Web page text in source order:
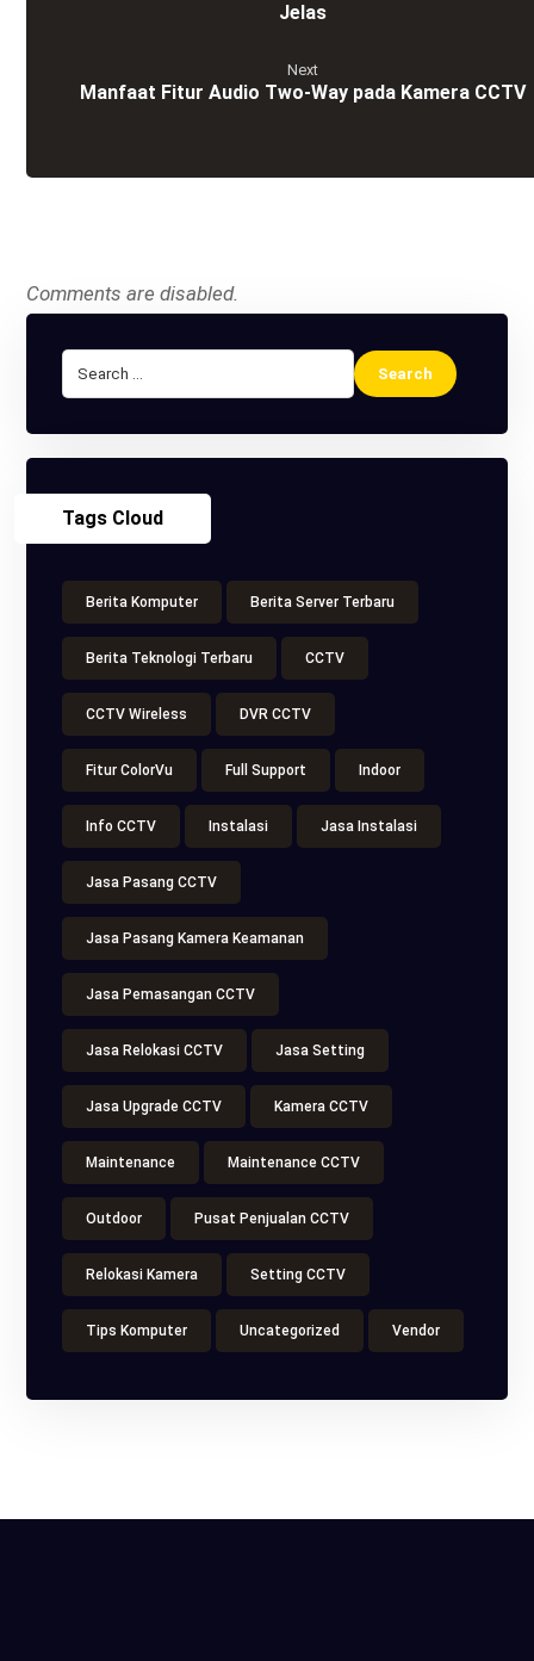
Jelas
Next
Manfaat Fitur Audio Two-Way pada Kamera CCTV
Comments are disabled.
Tags Cloud
Berita Komputer Berita Server Terbaru
Berita Teknologi Terbaru CCTV
CCTV Wireless DVR CCTV
Fitur ColorVu Full Support Indoor
Info CCTV Instalasi Jasa Instalasi
Jasa Pasang CCTV
Jasa Pasang Kamera Keamanan
Jasa Pemasangan CCTV
Jasa Relokasi CCTV Jasa Setting
Jasa Upgrade CCTV Kamera CCTV
Maintenance Maintenance CCTV
Outdoor Pusat Penjualan CCTV
Relokasi Kamera Setting CCTV
Tips Komputer Uncategorized Vendor